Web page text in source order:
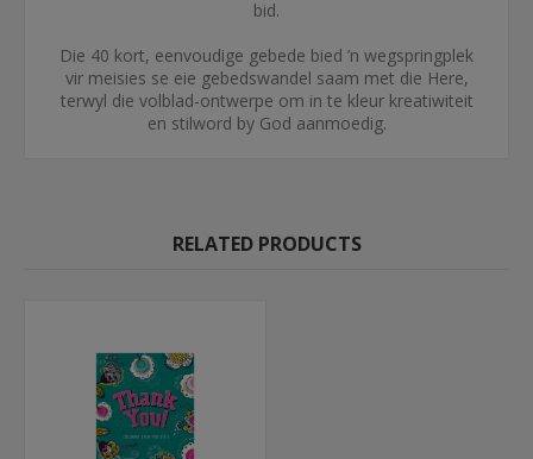
bid.
Die 40 kort, eenvoudige gebede bied ’n wegspringplek
vir meisies se eie gebedswandel saam met die Here,
terwyl die volblad-ontwerpe om in te kleur kreatiwiteit
en stilword by God aanmoedig.
RELATED PRODUCTS